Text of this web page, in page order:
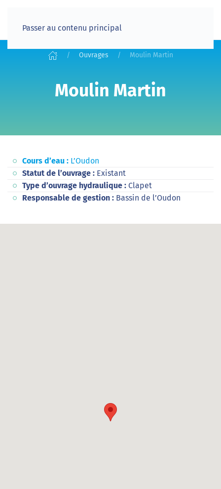
Passer au contenu principal
Ouvrages Moulin Martin
Moulin Martin
Cours d’eau : L’Oudon
Statut de l’ouvrage : Existant
Type d’ouvrage hydraulique : Clapet
Responsable de gestion : Bassin de l’Oudon